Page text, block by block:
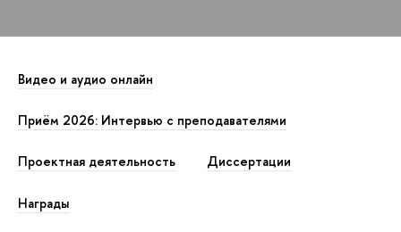
Видео и аудио онлайн
Приём 2026: Интервью с преподавателями
Проектная деятельность Диссертации
Награды